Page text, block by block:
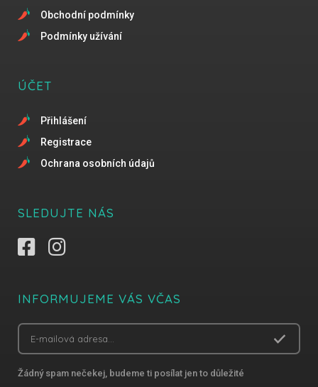
Obchodní podmínky
Podmínky užívání
ÚČET
Přihlášení
Registrace
Ochrana osobních údajů
SLEDUJTE NÁS
INFORMUJEME VÁS VČAS
Žádný spam nečekej, budeme ti posílat jen to důležité